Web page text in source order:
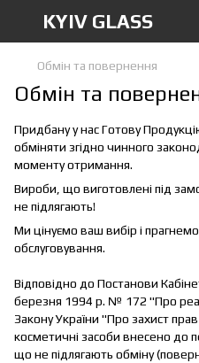
KYIV GLASS
Обмін та повернення
Обмін та
Придбану у нас Готову
обміняти згідно чинного
моменту отримання.
Вироби, що виготовлені під
не підлягають!
Ми цінуємо ваш вибір і
обслуговування.
Відповідно до Постанови
березня 1994 р. № 172 "Про
Закону України "Про захист
косметичні засоби внесено до
що не підлягають обміну